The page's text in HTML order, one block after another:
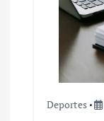
Deportes